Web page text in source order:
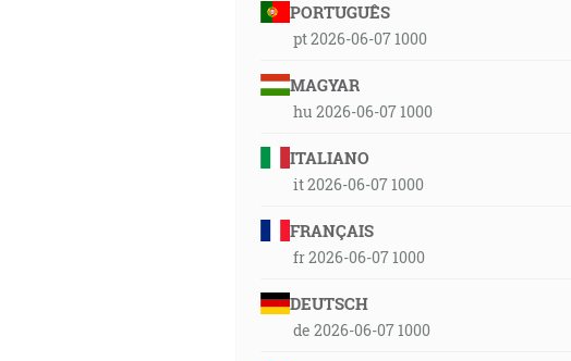
PORTUGUÊS
pt 2026-06-07 1000
MAGYAR
hu 2026-06-07 1000
ITALIANO
it 2026-06-07 1000
FRANÇAIS
fr 2026-06-07 1000
DEUTSCH
de 2026-06-07 1000